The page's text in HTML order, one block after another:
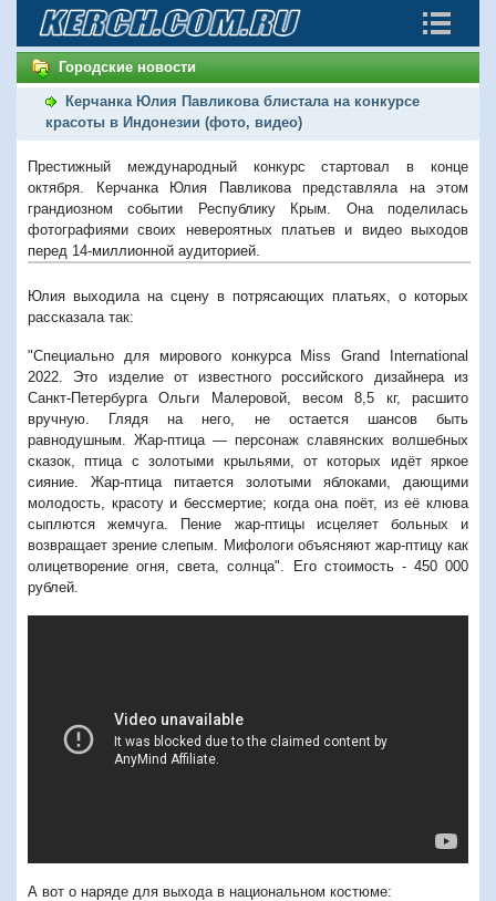
Городские новости
Керчанка Юлия Павликова блистала на конкурсе
красоты в Индонезии (фото, видео)
Престижный международный конкурс стартовал в конце
октября. Керчанка Юлия Павликова представляла на этом
грандиозном событии Республику Крым. Она поделилась
фотографиями своих невероятных платьев и видео выходов
перед 14-миллионной аудиторией.
Юлия выходила на сцену в потрясающих платьях, о которых
рассказала так:
"Специально для мирового конкурса Miss Grand International
2022. Это изделие от известного российского дизайнера из
Санкт-Петербурга Ольги Малеровой, весом 8,5 кг, расшито
вручную. Глядя на него, не остается шансов быть
равнодушным. Жар-птица — персонаж славянских волшебных
сказок, птица с золотыми крыльями, от которых идёт яркое
сияние. Жар-птица питается золотыми яблоками, дающими
молодость, красоту и бессмертие; когда она поёт, из её клюва
сыплются жемчуга. Пение жар-птицы исцеляет больных и
возвращает зрение слепым. Мифологи объясняют жар-птицу как
олицетворение огня, света, солнца". Его стоимость - 450 000
рублей.
А вот о наряде для выхода в национальном костюме: